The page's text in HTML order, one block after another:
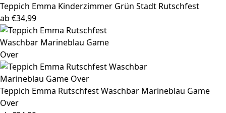
Teppich Emma Kinderzimmer Grün Stadt Rutschfest
ab €34,99
Teppich Emma Rutschfest Waschbar Marineblau Game
Over